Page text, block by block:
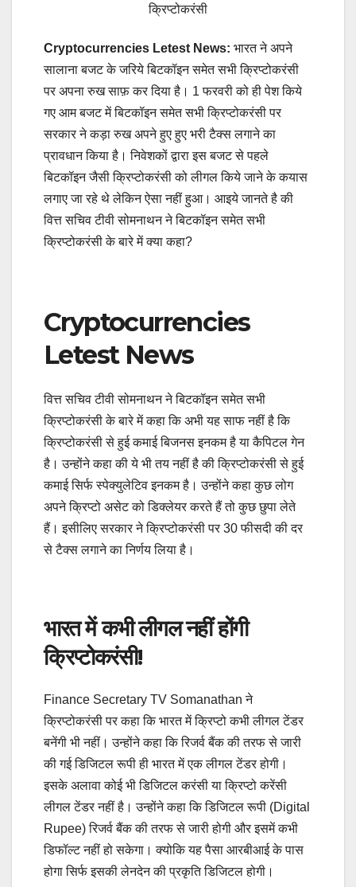
क्रिप्टोकरंसी
Cryptocurrencies Letest News: भारत ने अपने
सालाना बजट के जरिये बिटकॉइन समेत सभी क्रिप्टोकरंसी
पर अपना रुख साफ़ कर दिया है। 1 फरवरी को ही पेश किये
गए आम बजट में बिटकॉइन समेत सभी क्रिप्टोकरंसी पर
सरकार ने कड़ा रुख अपने हुए हुए भरी टैक्स लगाने का
प्रावधान किया है। निवेशकों द्वारा इस बजट से पहले
बिटकॉइन जैसी क्रिप्टोकरंसी को लीगल किये जाने के कयास
लगाए जा रहे थे लेकिन ऐसा नहीं हुआ। आइये जानते है की
वित्त सचिव टीवी सोमनाथन ने बिटकॉइन समेत सभी
क्रिप्टोकरंसी के बारे में क्या कहा?
Cryptocurrencies
Letest News
वित्त सचिव टीवी सोमनाथन ने बिटकॉइन समेत सभी
क्रिप्टोकरंसी के बारे में कहा कि अभी यह साफ नहीं है कि
क्रिप्टोकरंसी से हुई कमाई बिजनस इनकम है या कैपिटल गेन
है। उन्होंने कहा की ये भी तय नहीं है की क्रिप्टोकरंसी से हुई
कमाई सिर्फ स्पेक्युलेटिव इनकम है। उन्होंने कहा कुछ लोग
अपने क्रिप्टो असेट को डिक्लेयर करते हैं तो कुछ छुपा लेते
हैं। इसीलिए सरकार ने क्रिप्टोकरंसी पर 30 फीसदी की दर
से टैक्स लगाने का निर्णय लिया है।
भारत में कभी लीगल नहीं होंगी
क्रिप्टोकरंसी!
Finance Secretary TV Somanathan ने
क्रिप्टोकरंसी पर कहा कि भारत में क्रिप्टो कभी लीगल टेंडर
बनेंगी भी नहीं। उन्होंने कहा कि रिजर्व बैंक की तरफ से जारी
की गई डिजिटल रूपी ही भारत में एक लीगल टेंडर होगी।
इसके अलावा कोई भी डिजिटल करंसी या क्रिप्टो करेंसी
लीगल टेंडर नहीं है। उन्होंने कहा कि डिजिटल रूपी (Digital
Rupee) रिजर्व बैंक की तरफ से जारी होगी और इसमें कभी
डिफॉल्ट नहीं हो सकेगा। क्योकि यह पैसा आरबीआई के पास
होगा सिर्फ इसकी लेनदेन की प्रकृति डिजिटल होगी।